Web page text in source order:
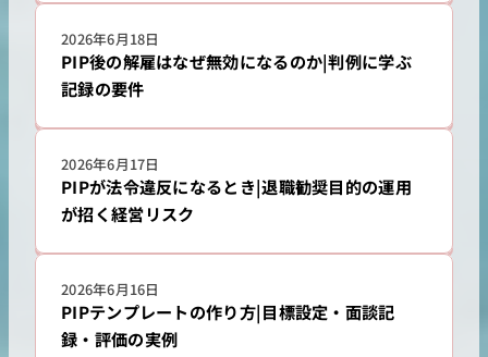
2026年6月18日
PIP後の解雇はなぜ無効になるのか|判例に学ぶ
記録の要件
2026年6月17日
PIPが法令違反になるとき|退職勧奨目的の運用
が招く経営リスク
2026年6月16日
PIPテンプレートの作り方|目標設定・面談記
録・評価の実例